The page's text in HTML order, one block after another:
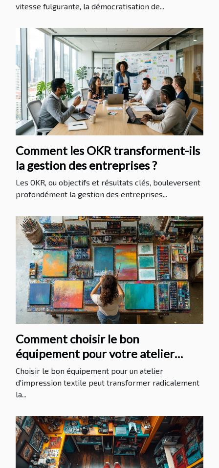
vitesse fulgurante, la démocratisation de...
Comment les OKR transforment-ils
la gestion des entreprises ?
Les OKR, ou objectifs et résultats clés, bouleversent
profondément la gestion des entreprises...
Comment choisir le bon
équipement pour votre atelier
d'impression textile ?
Choisir le bon équipement pour un atelier
d'impression textile peut transformer radicalement
la...